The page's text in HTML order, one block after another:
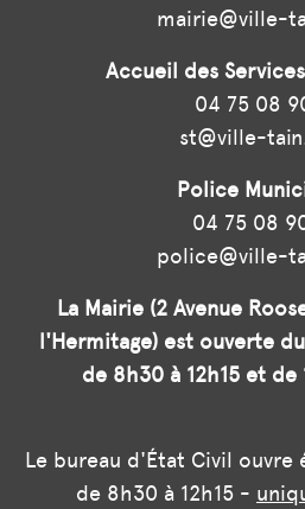
mairie@ville-
Accueil des
04 75 08
st@ville-
Police
04 75 08
police@ville-
La Mairie (2 Avenue
l'Hermitage) est ouverte
de 8h30 à 12h15 et de
Le bureau d'État Civil ouvre
de 8h30 à 12h15 -